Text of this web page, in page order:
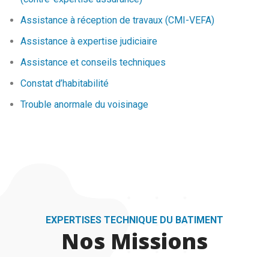
Assistance à réception de travaux (CMI-VEFA)
Assistance à expertise judiciaire
Assistance et conseils techniques
Constat d’habitabilité
Trouble anormale du voisinage
EXPERTISES TECHNIQUE DU BATIMENT
Nos Missions